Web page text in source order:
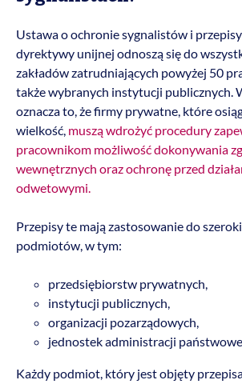
Ustawa o ochronie sygnalistów i
dyrektywy unijnej odnoszą się do
zakładów zatrudniających powyżej 50
także wybranych instytucji publicznych.
oznacza to, że firmy prywatne, które
wielkość, muszą wdrożyć procedury
pracownikom możliwość dokonywania
wewnętrznych oraz ochronę przed
odwetowymi.
Przepisy te mają zastosowanie do
podmiotów, w tym:
przedsiębiorstw prywatnych,
instytucji publicznych,
organizacji pozarządowych,
jednostek administracji
Każdy podmiot, który jest objęty